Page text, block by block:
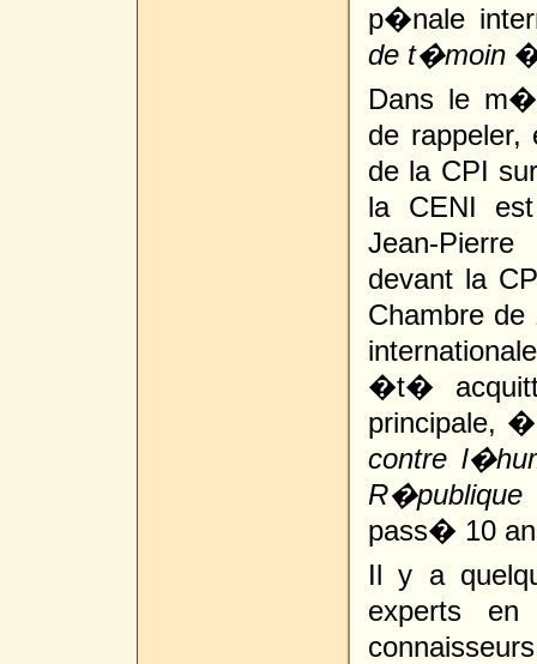
p�nale
de t�moin
Dans le
de rappeler,
de la CPI
la CENI
Jean-
devant la
Chambre
�t�
principale,
contre
R�publique
pass� 10
Il y a
experts